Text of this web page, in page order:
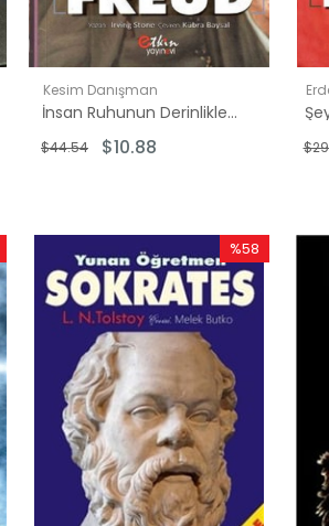
Kesim Danışman
İnsan Ruhunun Derinliklerinde Freud Cilt: 2
$10.88
$44.54
%58
İndirim
%58İndirim